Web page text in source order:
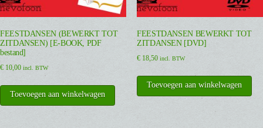
FEESTDANSEN (BEWERKT TOT
ZITDANSEN) [E-BOOK, PDF
bestand]
€ 10,00 incl. BTW
Toevoegen aan winkelwagen
FEESTDANSEN BEWERKT TOT
ZITDANSEN [DVD]
€18,50 incl. BTW
Toevoegen aan winkelwagen